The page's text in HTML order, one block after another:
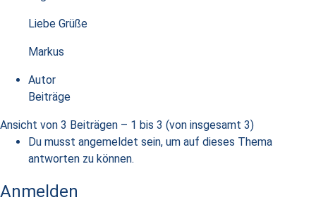
Liebe Grüße
Markus
Autor
Beiträge
Ansicht von 3 Beiträgen – 1 bis 3 (von insgesamt 3)
Du musst angemeldet sein, um auf dieses Thema
antworten zu können.
Anmelden